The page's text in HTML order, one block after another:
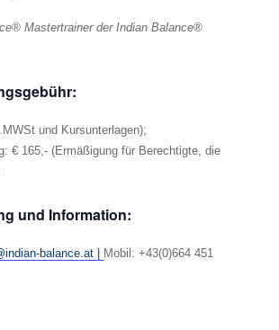
Mastertrainer der Indian Balance®
und Kursunterlagen);
€ 165,- (Ermäßigung für Berechtigte, die
und Information:
balance.at |
Mobil: +43(0)664 451